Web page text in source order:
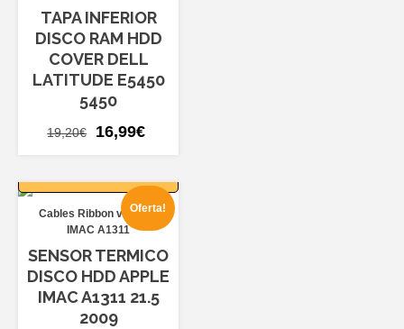
TAPA INFERIOR
DISCO RAM HDD
COVER DELL
LATITUDE E5450
5450
19,20€
El
era:
19,20€.
16,99€
es:
16,99€.
Oferta!
Cables Ribbon varios
IMAC A1311
SENSOR TERMICO
DISCO HDD APPLE
IMAC A1311 21.5
2009